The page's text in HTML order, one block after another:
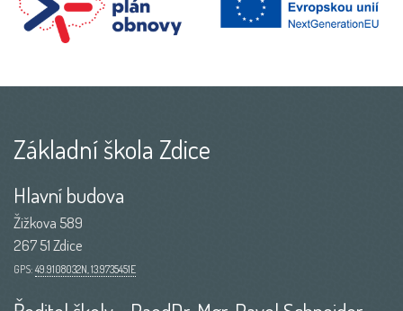
Základní škola Zdice
Hlavní budova
Žižkova 589
267 51 Zdice
GPS: 49.9108032N, 13.9735451E